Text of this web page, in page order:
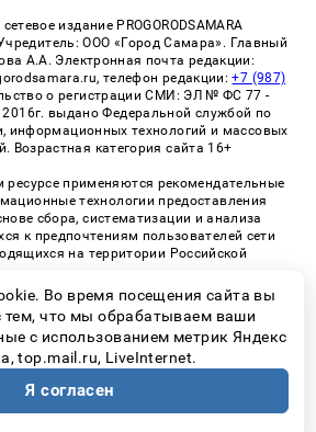
издание PROGORODSAMARA
ООО «Город Самара». Главный
А.А. Электронная почта редакции:
телефон редакции:+7 (987)
о регистрации СМИ: ЭЛ № ФС 77 -
выдано Федеральной службой по
информационных технологий и массовых
Возрастная категория сайта 16+
применяются рекомендательные
технологии предоставления
сбора, систематизации и анализа
к предпочтениям пользователей сети
на территории Российской
применения рекомендательных
рекламно-обменной сети
«СМИ2» (PDF)
| Все права защищены
категория сайта 16+
конфиденциальности
Во время посещения сайта вы
тем, что мы обрабатываем ваши
с использованием метрик Яндекс
top.mail.ru, LiveInternet.
Я согласен